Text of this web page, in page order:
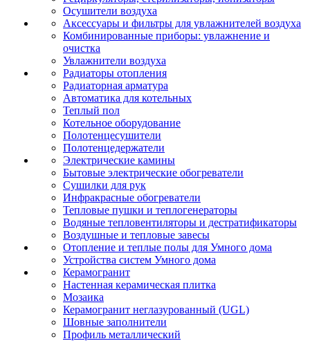
Осушители воздуха
Аксессуары и фильтры для увлажнителей воздуха
Комбинированные приборы: увлажнение и
очистка
Увлажнители воздуха
Радиаторы отопления
Радиаторная арматура
Автоматика для котельных
Теплый пол
Котельное оборудование
Полотенцесушители
Полотенцедержатели
Электрические камины
Бытовые электрические обогреватели
Сушилки для рук
Инфракрасные обогреватели
Тепловые пушки и теплогенераторы
Водяные тепловентиляторы и дестратификаторы
Воздушные и тепловые завесы
Отопление и теплые полы для Умного дома
Устройства систем Умного дома
Керамогранит
Настенная керамическая плитка
Мозаика
Керамогранит неглазурованный (UGL)
Шовные заполнители
Профиль металлический